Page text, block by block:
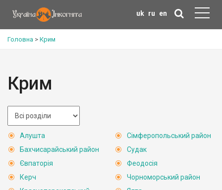
uk ru en
Головна > Крим
Крим
Алушта
Бахчисарайський район
Євпаторія
Керч
Сімферопольський район
Судак
Феодосія
Чорноморський район